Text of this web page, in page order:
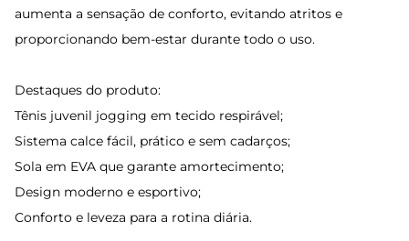
aumenta a sensação de conforto, evitando atritos e
proporcionando bem-estar durante todo o uso.
Destaques do produto:
Tênis juvenil jogging em tecido respirável;
Sistema calce fácil, prático e sem cadarços;
Sola em EVA que garante amortecimento;
Design moderno e esportivo;
Conforto e leveza para a rotina diária.